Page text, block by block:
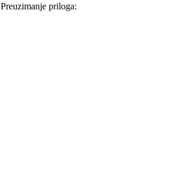
Preuzimanje priloga: